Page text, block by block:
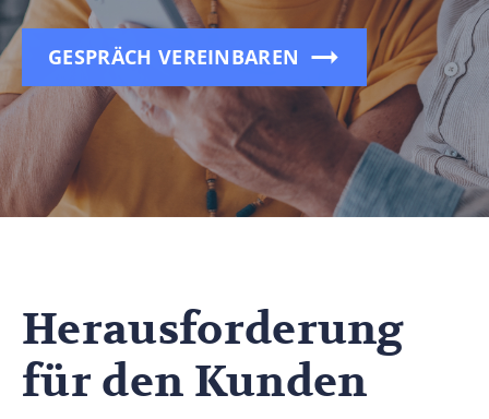
GESPRÄCH VEREINBAREN
Herausforderung
für den Kunden